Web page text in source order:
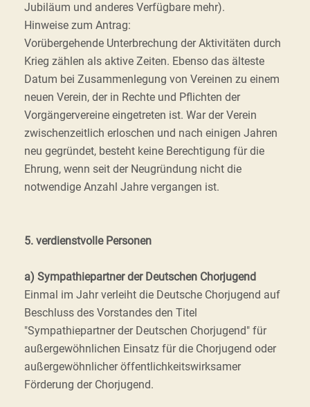
Jubiläum und anderes Verfügbare mehr).
Hinweise zum Antrag:
Vorübergehende Unterbrechung der Aktivitäten durch
Krieg zählen als aktive Zeiten. Ebenso das älteste
Datum bei Zusammenlegung von Vereinen zu einem
neuen Verein, der in Rechte und Pflichten der
Vorgängervereine eingetreten ist. War der Verein
zwischenzeitlich erloschen und nach einigen Jahren
neu gegründet, besteht keine Berechtigung für die
Ehrung, wenn seit der Neugründung nicht die
notwendige Anzahl Jahre vergangen ist.
5. verdienstvolle Personen
a) Sympathiepartner der Deutschen Chorjugend
Einmal im Jahr verleiht die Deutsche Chorjugend auf
Beschluss des Vorstandes den Titel
"Sympathiepartner der Deutschen Chorjugend" für
außergewöhnlichen Einsatz für die Chorjugend oder
außergewöhnlicher öffentlichkeitswirksamer
Förderung der Chorjugend.